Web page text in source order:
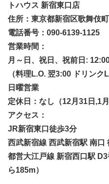
トハウス 新宿東口店
住所：東京都新宿区歌舞伎
電話番号： 090-6139-1125
営業時間：
月～日、祝日、祝前日:
（料理L.O. 翌3:00 ドリンク
日曜営業
定休日：なし（12月31日,1
アクセス：
JR新宿東口徒歩3分
西武新宿線 西武新宿駅 南口
都営大江戸線 新宿西口駅
ら185m）